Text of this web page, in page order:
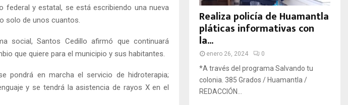
y estatal, se está escribiendo una nueva
solo de unos cuantos.
social, Santos Cedillo afirmó que continuará
que quiere para el municipio y sus habitantes.
pondrá en marcha el servicio de hidroterapia;
y se tendrá la asistencia de rayos X en el
Realiza policía de Huamantla
pláticas informativas con
la...
enero 26, 2024 0
*A través del programa Salvando tu
colonia. 385 Grados / Huamantla /
REDACCIÓN...